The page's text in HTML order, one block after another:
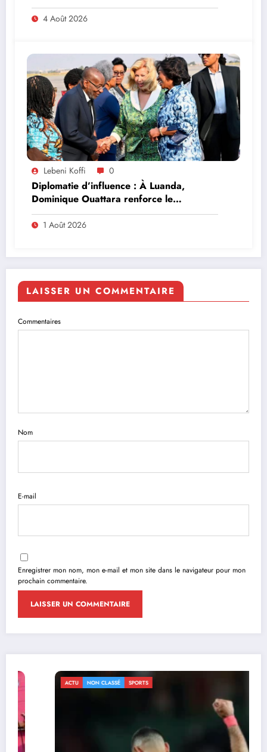
4 Août 2026
Lebeni Koffi 0
Diplomatie d’influence : À Luanda,
Dominique Ouattara renforce le
leadership solidaire de la Côte d’Ivoire en
Afrique
1 Août 2026
LAISSER UN COMMENTAIRE
Commentaires
Nom
E-mail
Enregistrer mon nom, mon e-mail et mon site dans le navigateur pour mon
prochain commentaire.
NON CLASSÉ SPORTS